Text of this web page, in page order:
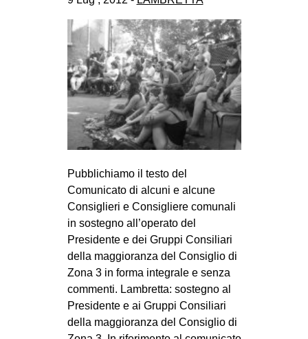
Pubblichiamo il testo del
Comunicato di alcuni e alcune
Consiglieri e Consigliere comunali
in sostegno all’operato del
Presidente e dei Gruppi Consiliari
della maggioranza del Consiglio di
Zona 3 in forma integrale e senza
commenti. Lambretta: sostegno al
Presidente e ai Gruppi Consiliari
della maggioranza del Consiglio di